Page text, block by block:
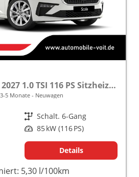
Extra Modelljahr 2027 1.0 TSI 116 PS Sitzheizung inkl. 5 J. Garantie frei konfigurierbar
5 Monate Neuwagen
Getriebe Schalt. 6-Gang
Leistung 85 kW (116 PS)
Details
5,30 l/100km